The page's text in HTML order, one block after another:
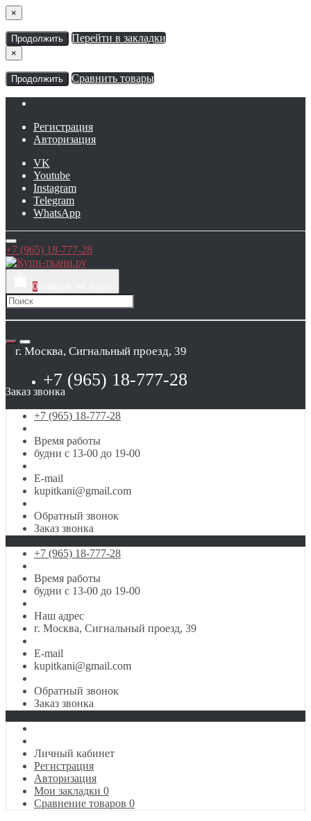
×
Продолжить Перейти в закладки
×
Продолжить Сравнить товары
Регистрация
Авторизация
VK
Youtube
Instagram
Telegram
WhatsApp
+7 (965) 18-777-28
0
г. Москва, Сигнальный проезд, 39
+7 (965) 18-777-28
Заказ звонка
+7 (965) 18-777-28
Время работы
будни с 13-00 до 19-00
E-mail
kupitkani@gmail.com
Обратный звонок
Заказ звонка
+7 (965) 18-777-28
Время работы
будни с 13-00 до 19-00
Наш адрес
г. Москва, Сигнальный проезд, 39
E-mail
kupitkani@gmail.com
Обратный звонок
Заказ звонка
Личный кабинет
Регистрация
Авторизация
Мои закладки 0
Сравнение товаров 0